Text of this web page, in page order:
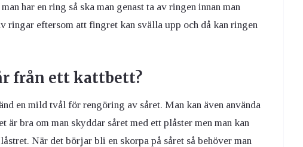
har en ring så ska man genast ta av ringen innan man
eftersom att fingret kan svälla upp och då kan ringen
från ett kattbett?
en mild tvål för rengöring av såret. Man kan även använda
är bra om man skyddar såret med ett plåster men man kan
När det börjar bli en skorpa på såret så behöver man